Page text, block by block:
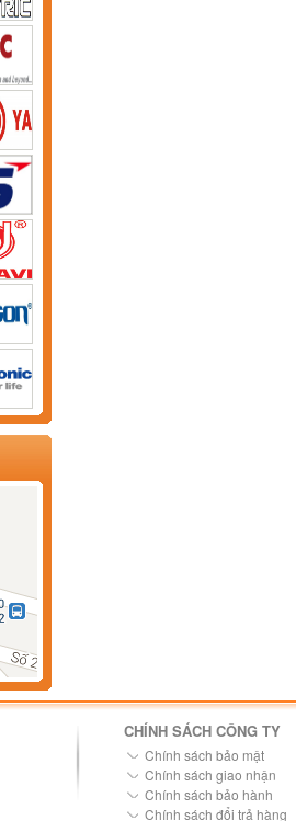
CHÍNH SÁCH CÔNG TY
Chính sách bảo mật
Chính sách giao nhận
Chính sách bảo hành
Chính sách đổi trả hàng